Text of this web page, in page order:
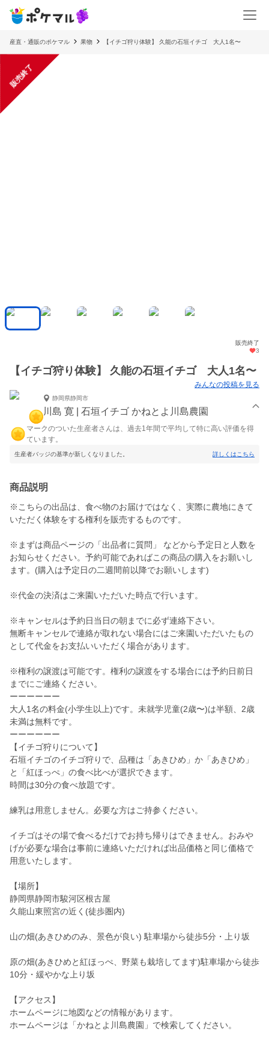
産直・通販のポケマル 果物 【イチゴ狩り体験】 久能の石垣イチゴ 大人1名〜
販売終了
販売終了
3
【イチゴ狩り体験】 久能の石垣イチゴ 大人1名〜
みんなの投稿を見る
静岡県静岡市
川島 寛 | 石垣イチゴ かねとよ川島農園
マークのついた生産者さんは、過去1年間で平均して特に高い評価を得
ています。
生産者バッジの基準が新しくなりました。 詳しくはこちら
商品説明
※こちらの出品は、食べ物のお届けではなく、実際に農地にきて
いただく体験をする権利を販売するものです。
※まずは商品ページの「出品者に質問」 などから予定日と人数を
お知らせください。予約可能であればこの商品の購入をお願いし
ます。(購入は予定日の二週間前以降でお願いします)
※代金の決済はご来園いただいた時点で行います。
※キャンセルは予約日当日の朝までに必ず連絡下さい。
無断キャンセルで連絡が取れない場合にはご来園いただいたもの
として代金をお支払いいただく場合があります。
※権利の譲渡は可能です。権利の譲渡をする場合には予約日前日
までにご連絡ください。
ーーーーーー
大人1名の料金(小学生以上)です。未就学児童(2歳〜)は半額、2歳
未満は無料です。
ーーーーーー
【イチゴ狩りについて】
石垣イチゴのイチゴ狩りで、品種は「あきひめ」か「あきひめ」
と「紅ほっぺ」の食べ比べが選択できます。
時間は30分の食べ放題です。
練乳は用意しません。必要な方はご持参ください。
イチゴはその場で食べるだけでお持ち帰りはできません。おみや
げが必要な場合は事前に連絡いただければ出品価格と同じ価格で
用意いたします。
【場所】
静岡県静岡市駿河区根古屋
久能山東照宮の近く(徒歩圏内)
山の畑(あきひめのみ、景色が良い) 駐車場から徒歩5分・上り坂
原の畑(あきひめと紅ほっぺ、野菜も栽培してます)駐車場から徒歩
10分・緩やかな上り坂
【アクセス】
ホームページに地図などの情報があります。
ホームページは「かねとよ川島農園」で検索してください。